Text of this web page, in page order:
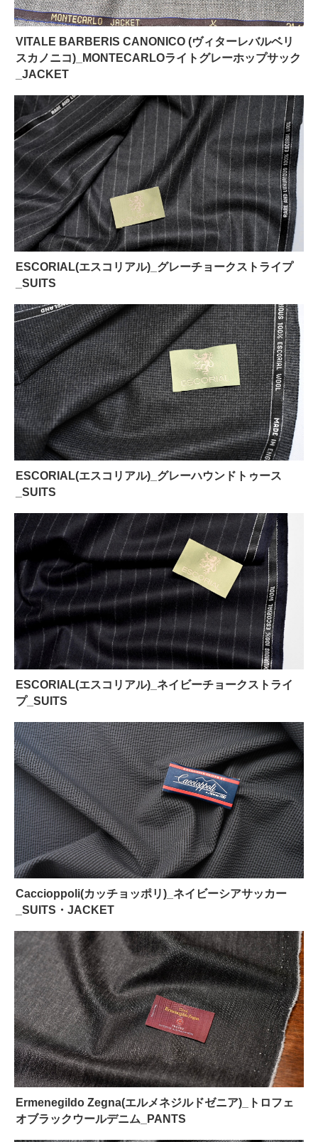
VITALE BARBERIS CANONICO (ヴィターレバルベリ
スカノニコ)_MONTECARLOライトグレーホップサック
_JACKET
ESCORIAL(エスコリアル)_グレーチョークストライプ
_SUITS
ESCORIAL(エスコリアル)_グレーハウンドトゥース
_SUITS
ESCORIAL(エスコリアル)_ネイビーチョークストライ
プ_SUITS
Caccioppoli(カッチョッポリ)_ネイビーシアサッカー
_SUITS・JACKET
Ermenegildo Zegna(エルメネジルドゼニア)_トロフェ
オブラックウールデニム_PANTS